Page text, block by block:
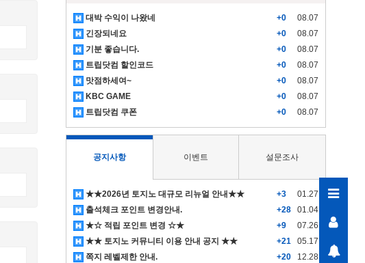
대박 수익이 나왔네 +0
08.07
긴장되네요
+0
08.07
기분 좋습니다.
+0
08.07
트립닷컴 할인코드
+0
08.07
맛점하세여~
+0
08.07
KBC GAME
+0
08.07
트립닷컴 쿠폰
+0 08.07
공지사항 이벤트 설문조사
★★2026년 토지노 대규모 리뉴얼 안내★★ +3
01.27
출석체크 포인트 변경안내.
+28
01.04
★☆ 적립 포인트 변경 ☆★
+9
07.26
★★ 토지노 커뮤니티 이용 안내 공지 ★★
+21
05.17
쪽지 레벨제한 안내.
+20
12.28